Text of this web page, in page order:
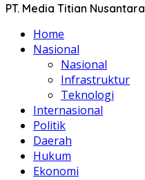
PT. Media Titian Nusantara
Home
Nasional
Nasional
Infrastruktur
Teknologi
Internasional
Politik
Daerah
Hukum
Ekonomi